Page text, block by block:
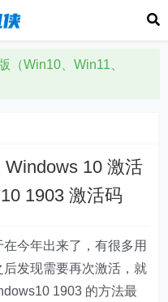
（Win10、Win11、
10 激活
1903 激活码
今年出来了，有很多用
发现需要再次激活，就
1903 的方法最